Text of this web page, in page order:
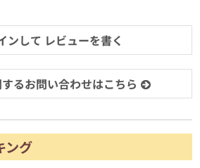
ンして レビューを書く
るお問い合わせはこちら
ング